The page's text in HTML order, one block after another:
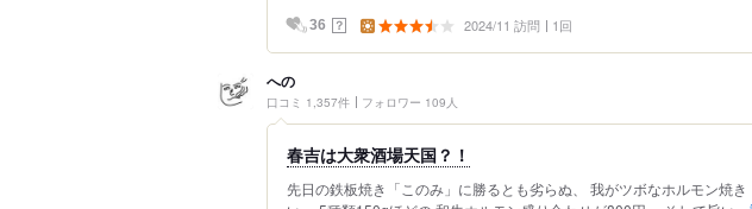
36 ？ 2024/11 訪問 1回
への
口コミ 1,357件 フォロワー 109人
春吉は大衆酒場天国？！
先日の鉄板焼き「このみ」に勝るとも劣らぬ、 我がツボなホルモン焼